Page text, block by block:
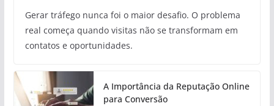
Gerar tráfego nunca foi o maior desafio. O problema
real começa quando visitas não se transformam em
contatos e oportunidades.
A Importância da Reputação Online
para Conversão